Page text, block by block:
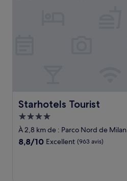
Starhotels Tourist
Starhotels Tourist
Hébergement
4.0 étoiles
À 2,8 km de : Parco Nord de Milan
8.8
8,8/10 Excellent (963 avis)